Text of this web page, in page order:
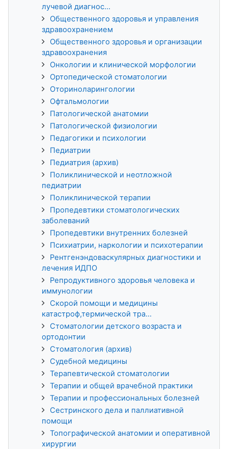
лучевой диагнос...
Общественного здоровья и управления
здравоохранением
Общественного здоровья и организации
здравоохранения
Онкологии и клинической морфологии
Ортопедической стоматологии
Оториноларингологии
Офтальмологии
Патологической анатомии
Патологической физиологии
Педагогики и психологии
Педиатрии
Педиатрия (архив)
Поликлинической и неотложной
педиатрии
Поликлинической терапии
Пропедевтики стоматологических
заболеваний
Пропедевтики внутренних болезней
Психиатрии, наркологии и психотерапии
Рентгенэндоваскулярных диагностики и
лечения ИДПО
Репродуктивного здоровья человека и
иммунологии
Скорой помощи и медицины
катастроф,термической тра...
Стоматологии детского возраста и
ортодонтии
Стоматология (архив)
Судебной медицины
Терапевтической стоматологии
Терапии и общей врачебной практики
Терапии и профессиональных болезней
Сестринского дела и паллиативной
помощи
Топографической анатомии и оперативной
хирургии